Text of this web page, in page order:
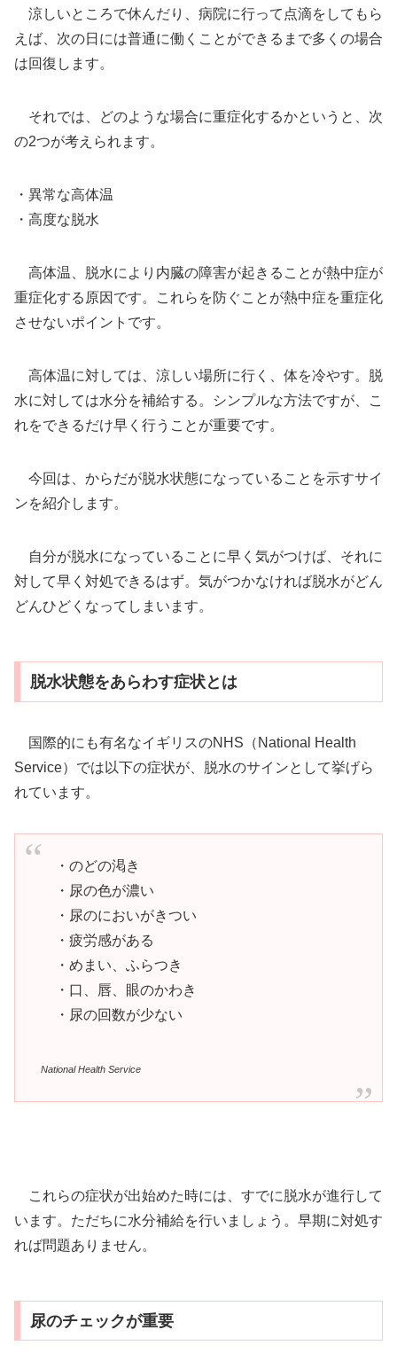
涼しいところで休んだり、病院に行って点滴をしてもら
えば、次の日には普通に働くことができるまで多くの場合
は回復します。
それでは、どのような場合に重症化するかというと、次
の2つが考えられます。
・異常な高体温
・高度な脱水
高体温、脱水により内臓の障害が起きることが熱中症が
重症化する原因です。これらを防ぐことが熱中症を重症化
させないポイントです。
高体温に対しては、涼しい場所に行く、体を冷やす。脱
水に対しては水分を補給する。シンプルな方法ですが、こ
れをできるだけ早く行うことが重要です。
今回は、からだが脱水状態になっていることを示すサイ
ンを紹介します。
自分が脱水になっていることに早く気がつけば、それに
対して早く対処できるはず。気がつかなければ脱水がどん
どんひどくなってしまいます。
脱水状態をあらわす症状とは
国際的にも有名なイギリスのNHS（National Health
Service）では以下の症状が、脱水のサインとして挙げら
れています。
・のどの渇き
・尿の色が濃い
・尿のにおいがきつい
・疲労感がある
・めまい、ふらつき
・口、唇、眼のかわき
・尿の回数が少ない
National Health Service
これらの症状が出始めた時には、すでに脱水が進行して
います。ただちに水分補給を行いましょう。早期に対処す
れば問題ありません。
尿のチェックが重要